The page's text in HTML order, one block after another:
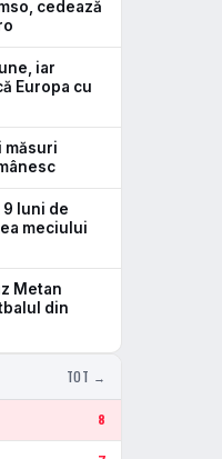
cedează
iar
Europa cu
măsuri
luni de
meciului
Metan
din
TOT →
8